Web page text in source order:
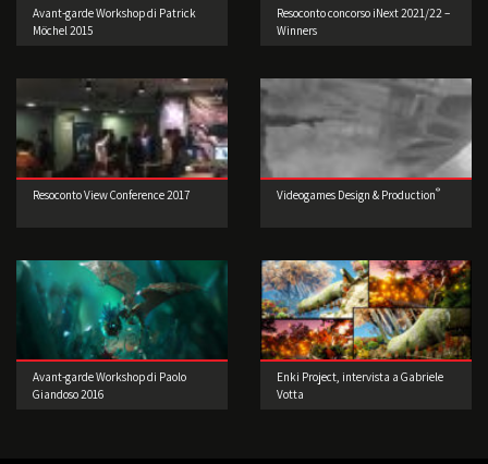
Avant-garde Workshop di Patrick
Möchel 2015
Resoconto concorso iNext 2021/22 –
Winners
Resoconto View Conference 2017 Videogames Design & Production®
Avant-garde Workshop di Paolo
Giandoso 2016
Enki Project, intervista a Gabriele
Votta